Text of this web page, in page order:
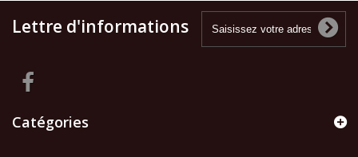
Lettre d'informations
Catégories